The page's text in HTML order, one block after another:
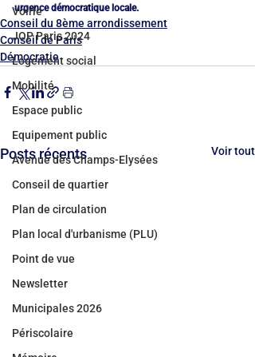
Voirie
JOP Paris 2024
Logement social
Mobilité
Espace public
Equipement public
Avenue des Champs-Elysées
Conseil de quartier
Plan de circulation
Plan local d'urbanisme (PLU)
Point de vue
Newsletter
Municipales 2026
Périscolaire
urgence démocratique locale.
Conseil du 8ème arrondissement
Conseil de Paris
Démocratie
Posts récents Voir tout